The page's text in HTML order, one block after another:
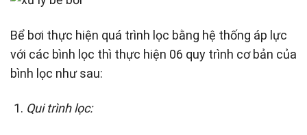
Bể bơi thực hiện quá trình lọc bằng hệ thống áp lực
với các bình lọc thì thực hiện 06 quy trình cơ bản của
bình lọc như sau:
Qui trình lọc: